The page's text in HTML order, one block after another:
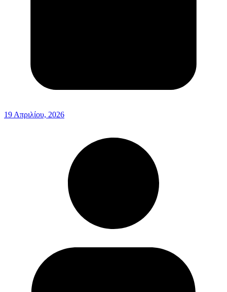
19 Απριλίου, 2026